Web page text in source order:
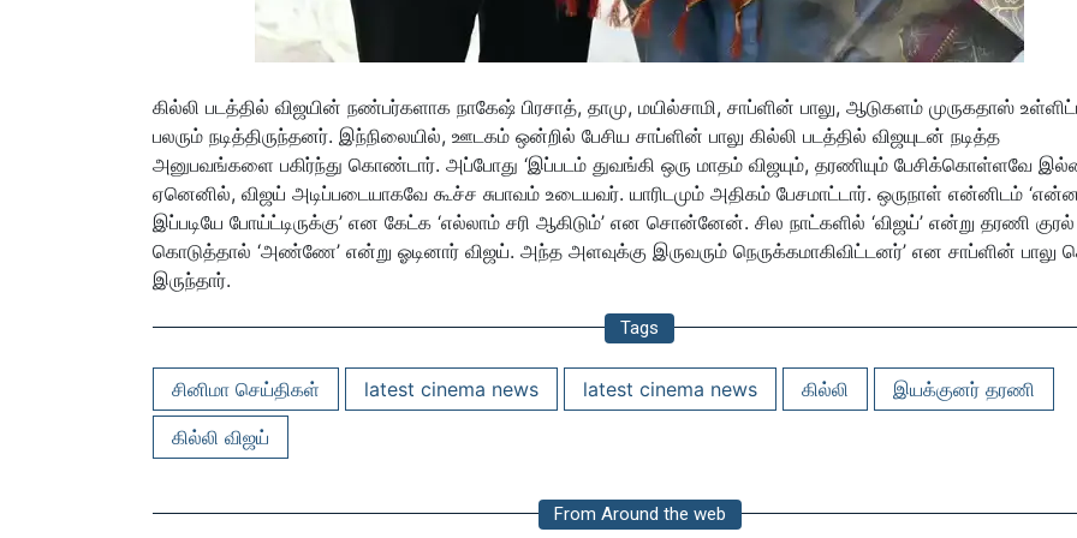
கில்லி படத்தில் விஜயின் நண்பர்களாக நாகேஷ் பிரசாத், தாமு, மயில்சாமி, சாப்ளின் பாலு, ஆடுகளம் முருகதாஸ்
பலரும் நடித்திருந்தனர். இந்நிலையில், ஊடகம் ஒன்றில் பேசிய சாப்ளின் பாலு கில்லி படத்தில் விஜயுடன் நடித்த
அனுபவங்களை பகிர்ந்து கொண்டார். அப்போது ‘இப்படம் துவங்கி ஒரு மாதம் விஜயும், தரணியும் பேசிக்கொள்ளவே
ஏனெனில், விஜய் அடிப்படையாகவே கூச்ச சுபாவம் உடையவர். யாரிடமும் அதிகம் பேசமாட்டார். ஒருநாள் என்னிடம்
இப்படியே போய்ட்டிருக்கு’ என கேட்க ‘எல்லாம் சரி ஆகிடும்’ என சொன்னேன். சில நாட்களில் ‘விஜய்’ என்று தரணி குரல்
கொடுத்தால் ‘அண்ணே’ என்று ஓடினார் விஜய். அந்த அளவுக்கு இருவரும் நெருக்கமாகிவிட்டனர்’ என சாப்ளின் பாலு
இருந்தார்.
Tags
சினிமா செய்திகள் latest cinema news latest cinema news கில்லி
இயக்குனர் தரணி
கில்லி விஜய்
From Around the web